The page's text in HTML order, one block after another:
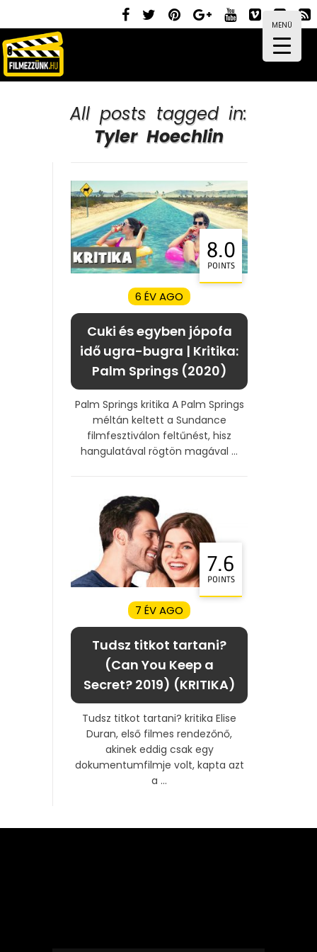
MENÜ
All posts tagged in:
Tyler Hoechlin
8.0
POINTS
6 ÉV AGO
Cuki és egyben jópofa
idő ugra-bugra | Kritika:
Palm Springs (2020)
Palm Springs kritika A Palm Springs
méltán keltett a Sundance
filmfesztiválon feltűnést, hisz
hangulatával rögtön magával ...
7.6
POINTS
7 ÉV AGO
Tudsz titkot tartani?
(Can You Keep a
Secret? 2019) (KRITIKA)
Tudsz titkot tartani? kritika Elise
Duran, első filmes rendezőnő,
akinek eddig csak egy
dokumentumfilmje volt, kapta azt
a ...